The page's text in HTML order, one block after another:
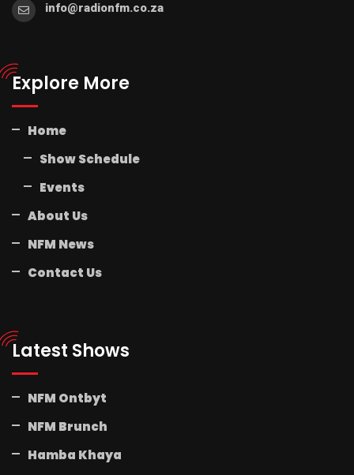
info@radionfm.co.za
Explore More
Home
Show Schedule
Events
About Us
NFM News
Contact Us
Latest Shows
NFM Ontbyt
NFM Brunch
Hamba Khaya